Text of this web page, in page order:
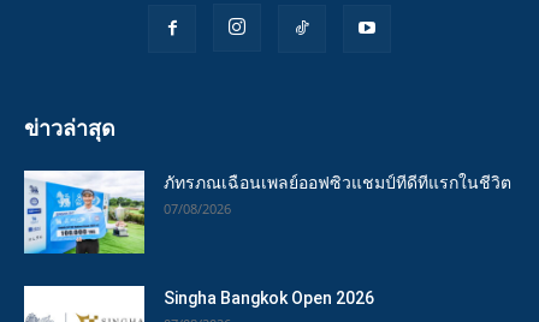
ข่าวล่าสุด
ภัทรภณเฉือนเพลย์ออฟซิวแชมป์ทีดีทีแรกในชีวิต
07/08/2026
Singha Bangkok Open 2026